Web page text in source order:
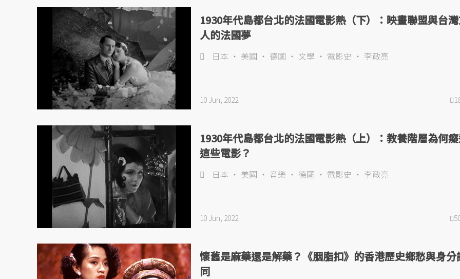
1930年代島都台北的法國電影熱（下）：映畫聯盟與台
人的法國夢
日本 美國 德國 文學 電影史 李政亮
10 Jun, 2022
1930年代島都台北的法國電影熱（上）：教養階層為何
這些電影？
日本 美國 音樂 德國 電影史 李政亮
10 Jun, 2022
懷舊是麻藥還是解藥？《胭脂扣》的香港歷史鄉愁與身分
同